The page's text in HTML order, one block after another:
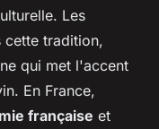
Les
tradition,
qui met l'accent
En France,
française et